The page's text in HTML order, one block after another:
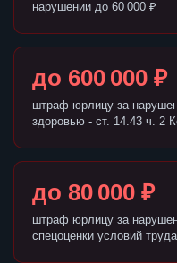
нарушении до 60 000 ₽
до 600 000 ₽
штраф юрлицу за
здоровью - ст. 14.43 ч. 2
до 80 000 ₽
штраф юрлицу за
спецоценки условий